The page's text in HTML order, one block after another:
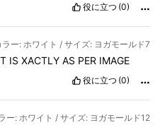
役に立つ (0)
ラー: ホワイト / サイズ: ヨガモールド7
IS XACTLY AS PER IMAGE
役に立つ (0)
ー: ホワイト / サイズ: ヨガモールド12